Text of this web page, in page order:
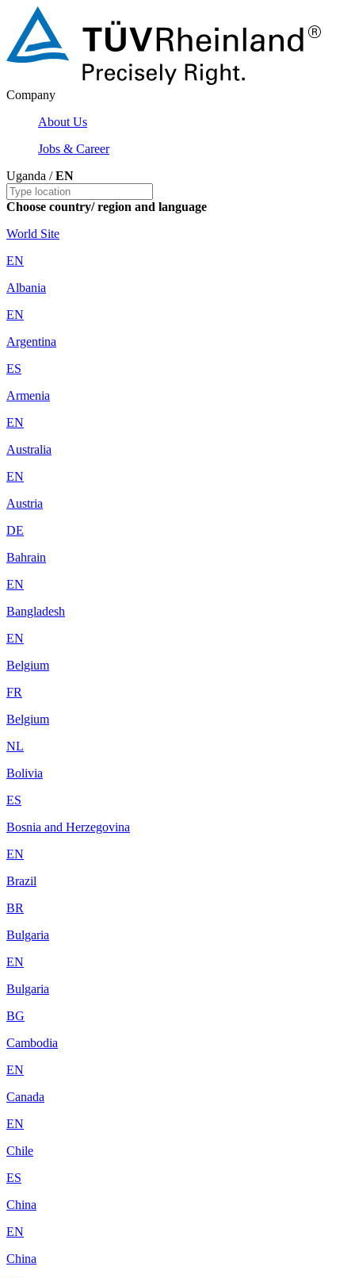
Company
About Us
Jobs & Career
Uganda /EN
Choose country/ region and language
World Site
EN
Albania
EN
Argentina
ES
Armenia
EN
Australia
EN
Austria
DE
Bahrain
EN
Bangladesh
EN
Belgium
FR
Belgium
NL
Bolivia
ES
Bosnia and Herzegovina
EN
Brazil
BR
Bulgaria
EN
Bulgaria
BG
Cambodia
EN
Canada
EN
Chile
ES
China
EN
China